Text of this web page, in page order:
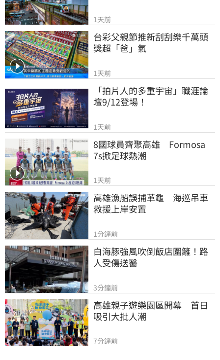
1天前
台彩父親節推新刮刮樂千萬頭
獎超「爸」氣
1天前
「拍片人的多重宇宙」職涯論
壇9/12登場！
1天前
8國球員齊聚高雄　Formosa
7s掀足球熱潮
1天前
高雄漁船誤捕革龜　海巡吊車
救援上岸安置
1分鐘前
白海豚強風吹倒飯店圍籬！路
人受傷送醫
3分鐘前
高雄親子遊樂園區開幕　首日
吸引大批人潮
7分鐘前